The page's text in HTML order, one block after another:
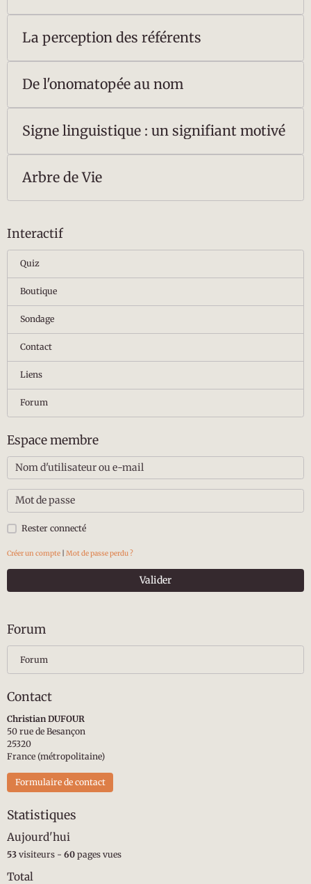
La perception des référents
De l'onomatopée au nom
Signe linguistique : un signifiant motivé
Arbre de Vie
Interactif
Quiz
Boutique
Sondage
Contact
Liens
Forum
Espace membre
Rester connecté
Créer un compte | Mot de passe perdu ?
Valider
Forum
Forum
Contact
Christian DUFOUR
50 rue de Besançon
25320
France (métropolitaine)
Formulaire de contact
Statistiques
Aujourd'hui
53 visiteurs - 60 pages vues
Total